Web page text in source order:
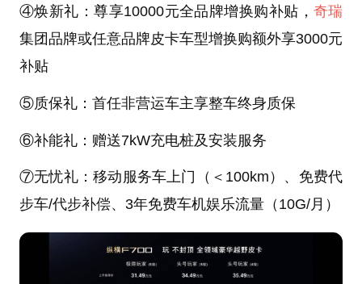
④焕新礼：尊享10000元全品牌增换购补贴，奇瑞
集团品牌或任意品牌皮卡车型增换购额外享3000元
补贴
⑤质保礼：首任非营运车主享整车终身质保
⑥补能礼：赠送7kW充电桩及安装服务
⑦无忧礼：移动服务车上门（＜100km）、免费代
步车/代步补偿、3年免费车机娱乐流量（10G/月）